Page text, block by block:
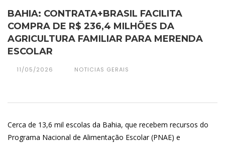
BAHIA: CONTRATA+BRASIL FACILITA
COMPRA DE R$ 236,4 MILHÕES DA
AGRICULTURA FAMILIAR PARA MERENDA
ESCOLAR
11/05/2026 NOTICIAS GERAIS
Cerca de 13,6 mil escolas da Bahia, que recebem recursos do
Programa Nacional de Alimentação Escolar (PNAE) e